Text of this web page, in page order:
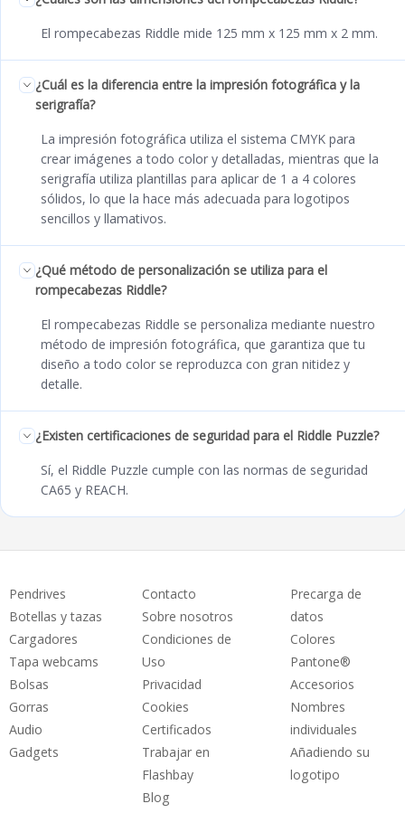
El rompecabezas Riddle mide 125 mm x 125 mm x 2 mm.
¿Cuál es la diferencia entre la impresión fotográfica y la
serigrafía?
La impresión fotográfica utiliza el sistema CMYK para
crear imágenes a todo color y detalladas, mientras que la
serigrafía utiliza plantillas para aplicar de 1 a 4 colores
sólidos, lo que la hace más adecuada para logotipos
sencillos y llamativos.
¿Qué método de personalización se utiliza para el
rompecabezas Riddle?
El rompecabezas Riddle se personaliza mediante nuestro
método de impresión fotográfica, que garantiza que tu
diseño a todo color se reproduzca con gran nitidez y
detalle.
¿Existen certificaciones de seguridad para el Riddle Puzzle?
Sí, el Riddle Puzzle cumple con las normas de seguridad
CA65 y REACH.
Pendrives
Botellas y tazas
Cargadores
Tapa webcams
Bolsas
Gorras
Audio
Gadgets
Contacto
Sobre nosotros
Condiciones de
Uso
Privacidad
Cookies
Certificados
Trabajar en
Flashbay
Blog
Precarga de
datos
Colores
Pantone®
Accesorios
Nombres
individuales
Añadiendo su
logotipo